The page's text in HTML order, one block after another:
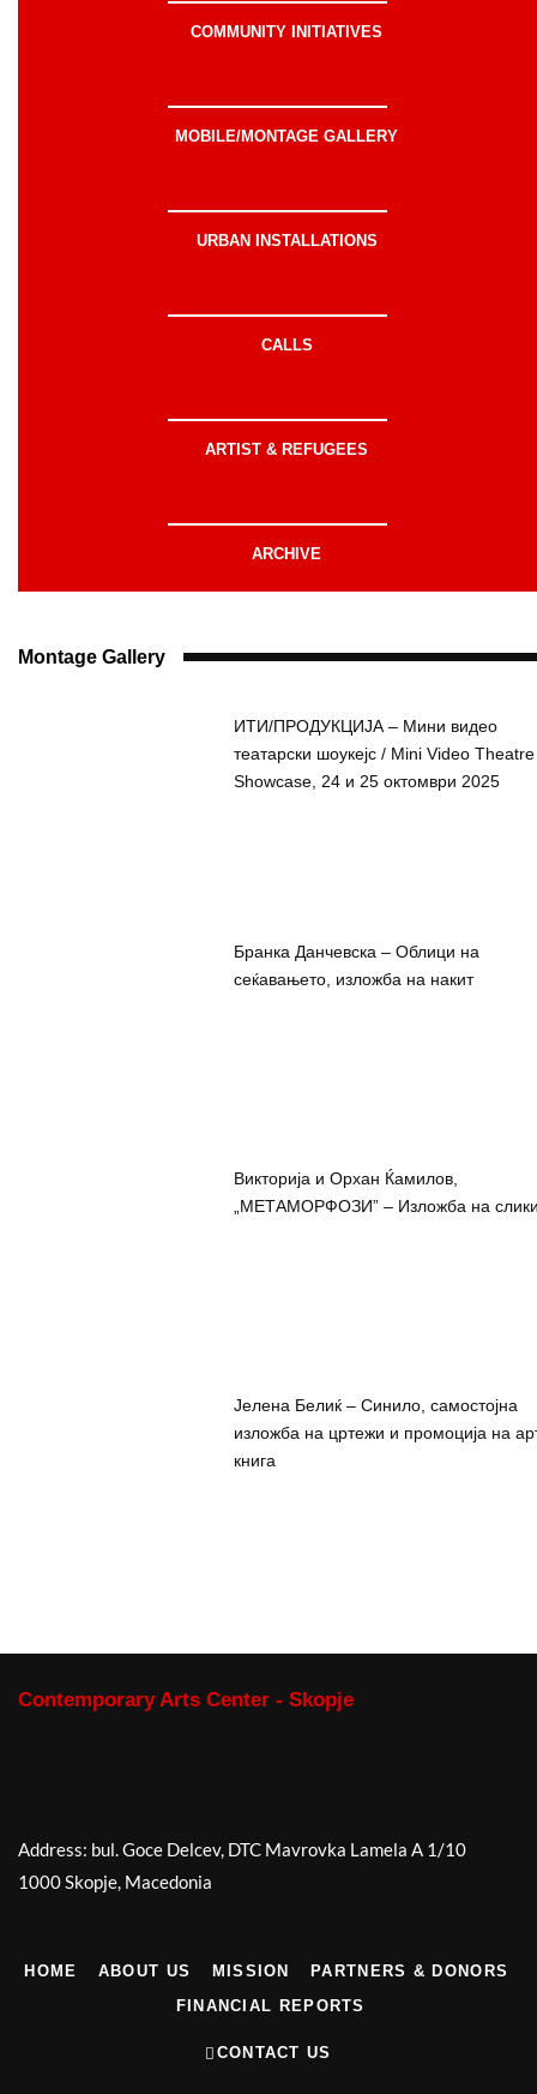
COMMUNITY INITIATIVES
MOBILE/MONTAGE GALLERY
URBAN INSTALLATIONS
CALLS
ARTIST & REFUGEES
ARCHIVE
Montage Gallery
ИТИ/ПРОДУКЦИЈА – Мини видео
театарски шоукејс / Mini Video Theatre
Showcase, 24 и 25 октомври 2025
Бранка Данчевска – Облици на
сеќавањето, изложба на накит
Викторија и Орхан Ќамилов,
„МЕТАМОРФОЗИ” – Изложба на
Јелена Белиќ – Синило, самостојна
изложба на цртежи и промоција на
книга
Contemporary Arts Center - Skopje
Address: bul. Goce Delcev, DTC Mavrovka Lamela A 1/10
1000 Skopje, Macedonia
HOME ABOUT US MISSION
PARTNERS & DONORS
FINANCIAL REPORTS
CONTACT US